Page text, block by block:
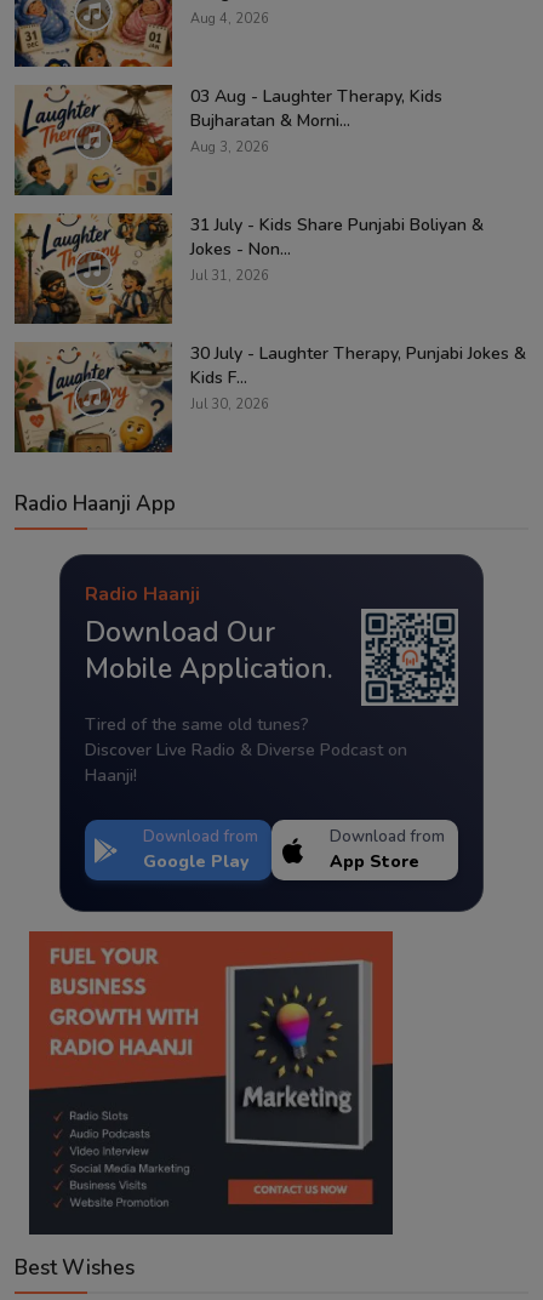
Aug 4, 2026
03 Aug - Laughter Therapy, Kids
Bujharatan & Morni...
Aug 3, 2026
31 July - Kids Share Punjabi Boliyan &
Jokes - Non...
Jul 31, 2026
30 July - Laughter Therapy, Punjabi Jokes &
Kids F...
Jul 30, 2026
Radio Haanji App
Radio Haanji
Download Our
Mobile Application.
Tired of the same old tunes?
Discover Live Radio & Diverse Podcast on
Haanji!
Download from
Google Play
Download from
App Store
Best Wishes